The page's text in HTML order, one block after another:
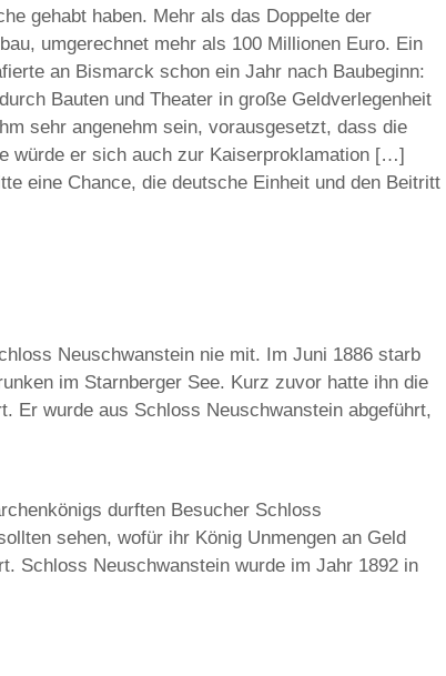
gehabt haben. Mehr als das Doppelte der
umgerechnet mehr als 100 Millionen Euro. Ein
an Bismarck schon ein Jahr nach Baubeginn:
Bauten und Theater in große Geldverlegenheit
sehr angenehm sein, vorausgesetzt, dass die
würde er sich auch zur Kaiserproklamation […]
eine Chance, die deutsche Einheit und den Beitritt
Neuschwanstein nie mit. Im Juni 1886 starb
im Starnberger See. Kurz zuvor hatte ihn die
Er wurde aus Schloss Neuschwanstein abgeführt,
durften Besucher Schloss
sehen, wofür ihr König Unmengen an Geld
Schloss Neuschwanstein wurde im Jahr 1892 in